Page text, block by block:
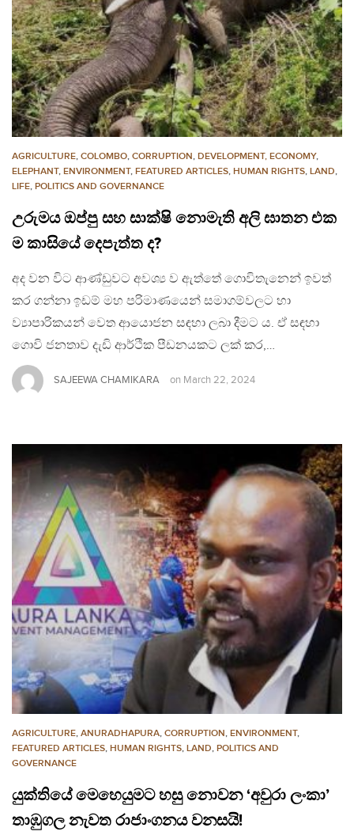
AGRICULTURE, COLOMBO, CORRUPTION, DEVELOPMENT, ECONOMY,
ELEPHANT, ENVIRONMENT, FEATURED ARTICLES, HUMAN RIGHTS, LAND,
LIFE, POLITICS AND GOVERNANCE
උරුමය ඔප්පු සහ සාක්ෂි නොමැති අලි ඝාතන එක
ම කාසියේ දෙපැත්ත ද?
අද වන විට ආණ්ඩුවට අවශ්‍ය ව ඇත්තේ ගොවිතැනෙන් ඉවත්
කර ගන්නා ඉඩම් මහ පරිමාණයෙන් සමාගම්වලට හා
ව්‍යාපාරිකයන් වෙත ආයොජන සඳහා ලබා දීමට ය. ඒ සඳහා
ගොවි ජනතාව දැඩි ආර්ථික පීඩනයකට ලක් කර,…
SAJEEWA CHAMIKARA on March 22, 2024
AGRICULTURE, ANURADHAPURA, CORRUPTION, ENVIRONMENT,
FEATURED ARTICLES, HUMAN RIGHTS, LAND, POLITICS AND
GOVERNANCE
යුක්තියේ මෙහෙයුමට හසු නොවන ‘අවුරා ලංකා’
තාඹුගල නැවත රාජාංගනය වනසයි!